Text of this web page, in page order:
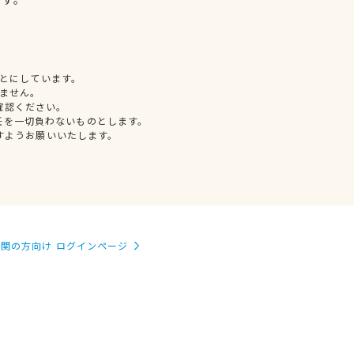
しています。
せん。
ください。
一切負わないものとします。
うお願いいたします。
の方向け ログインページ